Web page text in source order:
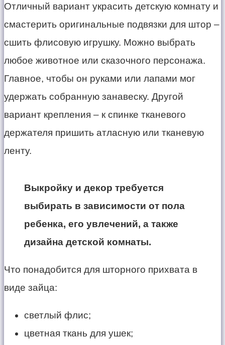
Отличный вариант украсить детскую комнату и
смастерить оригинальные подвязки для штор –
сшить флисовую игрушку. Можно выбрать
любое животное или сказочного персонажа.
Главное, чтобы он руками или лапами мог
удержать собранную занавеску. Другой
вариант крепления – к спинке тканевого
держателя пришить атласную или тканевую
ленту.
Выкройку и декор требуется
выбирать в зависимости от пола
ребенка, его увлечений, а также
дизайна детской комнаты.
Что понадобится для шторного прихвата в
виде зайца:
светлый флис;
цветная ткань для ушек;